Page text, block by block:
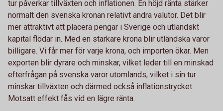
tur påverkar tillväxten och inflationen. En höjd ränta stärker
normalt den svenska kronan relativt andra valutor. Det blir
mer attraktivt att placera pengar i Sverige och utländskt
kapital flödar in. Med en starkare krona blir utländska varor
billigare. Vi får mer för varje krona, och importen ökar. Men
exporten blir dyrare och minskar, vilket leder till en minskad
efterfrågan på svenska varor utomlands, vilket i sin tur
minskar tillväxten och därmed också inflationstrycket.
Motsatt effekt fås vid en lägre ränta.